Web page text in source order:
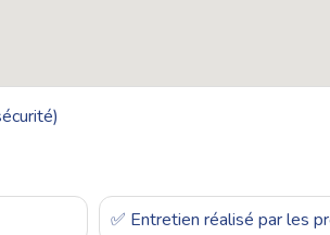
✅ Entretien réalisé par les